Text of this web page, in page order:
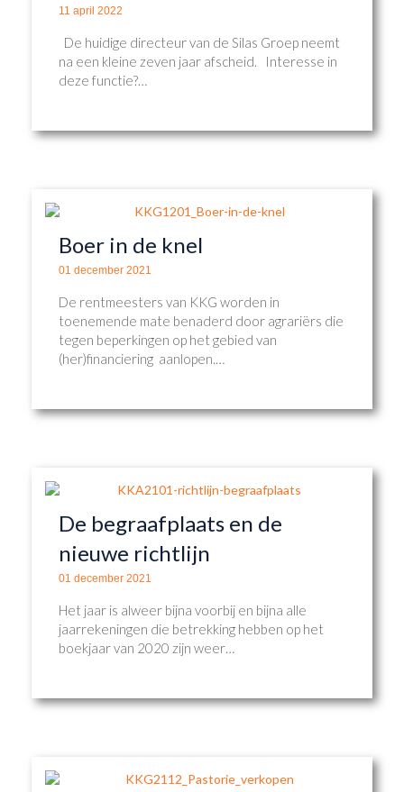
11 april 2022
De huidige directeur van de Silas Groep neemt
na een kleine zeven jaar afscheid. Interesse in
deze functie?…
Boer in de knel
01 december 2021
De rentmeesters van KKG worden in
toenemende mate benaderd door agrariërs die
tegen beperkingen op het gebied van
(her)financiering aanlopen.…
De begraafplaats en de
nieuwe richtlijn
01 december 2021
Het jaar is alweer bijna voorbij en bijna alle
jaarrekeningen die betrekking hebben op het
boekjaar van 2020 zijn weer…